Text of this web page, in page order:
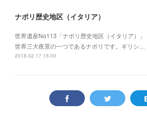
ナポリ歴史地区（イタリア）
世界遺産No113「ナポリ歴史地区（イタリア）」
世界三大夜景の一つであるナポリです。ギリシ…
2018.02.17 15:00